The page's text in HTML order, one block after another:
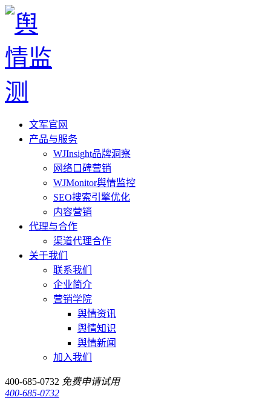
文军官网
产品与服务
WJInsight品牌洞察
网络口碑营销
WJMonitor舆情监控
SEO搜索引擎优化
内容营销
代理与合作
渠道代理合作
关于我们
联系我们
企业简介
营销学院
舆情资讯
舆情知识
舆情新闻
加入我们
400-685-0732 免费申请试用
400-685-0732